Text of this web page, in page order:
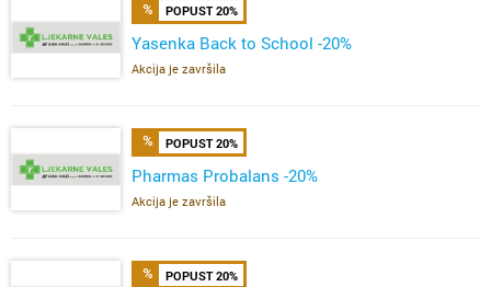
POPUST 20%
Yasenka Back to School -20%
Akcija je završila
POPUST 20%
Pharmas Probalans -20%
Akcija je završila
POPUST 20%